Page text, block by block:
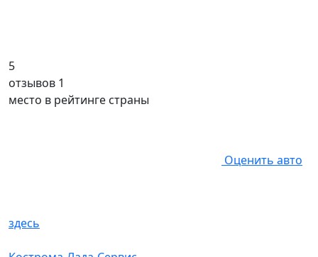
5
отзывов 1
место в рейтинге страны
Оценить авто
здесь